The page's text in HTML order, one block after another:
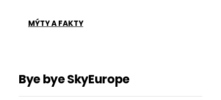
MÝTY A FAKTY
Bye bye SkyEurope